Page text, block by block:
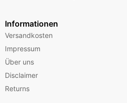
Informationen
Versandkosten
Impressum
Über uns
Disclaimer
Returns